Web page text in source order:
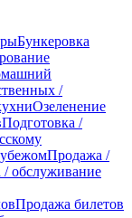
Бункеровка
/
Озеленение
Подготовка /
Продажа /
обслуживание
Продажа билетов